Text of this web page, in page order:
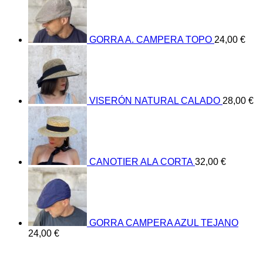
GORRA A. CAMPERA TOPO 24,00 €
VISERÓN NATURAL CALADO 28,00 €
CANOTIER ALA CORTA 32,00 €
GORRA CAMPERA AZUL TEJANO
24,00 €